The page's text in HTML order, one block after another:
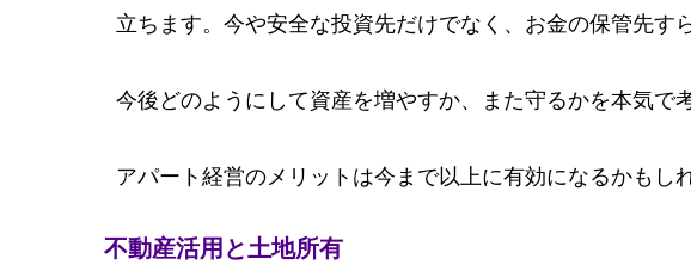
立ちます。今や安全な投資先だけでなく、お金の保管先す
今後どのようにして資産を増やすか、また守るかを本気で
アパート経営のメリットは今まで以上に有効になるかもし
不動産活用と土地所有